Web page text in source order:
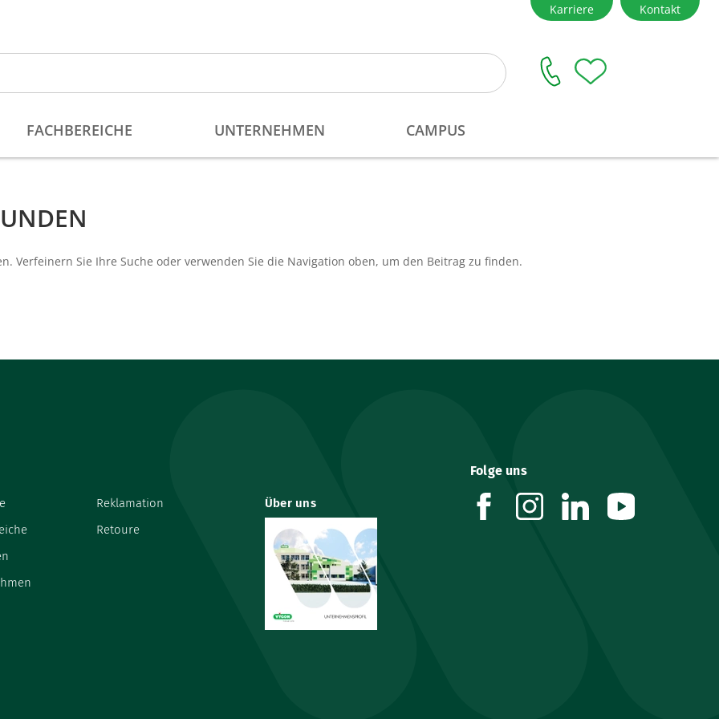
Verfeinern Sie Ihre Suche oder verwenden Sie die Navigation oben, um den Beitrag zu finden.
Reklamation
Retoure
Über uns
Folge uns